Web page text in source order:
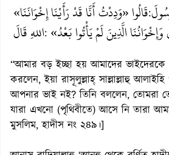
«وَدِدْتُ أَنَّا قَدْ رَأَيْنَا إِخْوَانَنَا»قَالُوا:
اللهِ قَالَ: الَّذِينَ لَمْ يَأْتُوا بَعْدُ»
“আমার বড় ইচ্ছা হয় আমাদের ভাইদেরকে
করলেন, ইয়া রাসূলুল্লাহ্ সাল্লাল্লাহু
আপনার ভাই নই? তিনি বললেন, তোমরা
যারা এখনো (পৃথিবীতে) আসে নি তারা
মুসলিম, হাদীস নং ২৪৯।]